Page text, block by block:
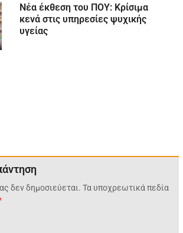
Νέα έκθεση του ΠΟΥ: Κρίσιμα
κενά στις υπηρεσίες ψυχικής
υγείας
δεν δημοσιεύεται. Τα υποχρεωτικά πεδία